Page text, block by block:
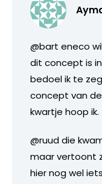
@bart eneco
dit concept is
bedoel ik te
concept van
kwartje hoop ik.
@ruud die
maar vertoont
hier nog wel